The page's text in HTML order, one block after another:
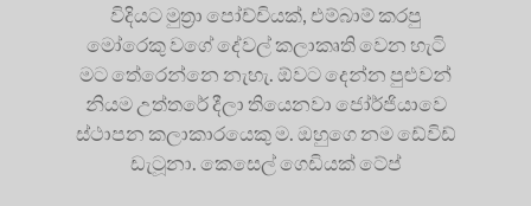
විදියට මුත්‍රා පෝච්චියක්, එම්බාම් කරපු
මෝරෙකු වගේ දේවල් කලාකෘති වෙන හැටි
මට තේරෙන්නෙ නැහැ. ඕවට දෙන්න පුළුවන්
නියම උත්තරේ දීලා තියෙනවා ජෝර්ජියාවෙ
ස්ථාපන කලාකාරයෙකු ම. ඔහුගෙ නම ඩේවිඩ්
ඩැටූනා. කෙසෙල් ගෙඩියක් ටේප්